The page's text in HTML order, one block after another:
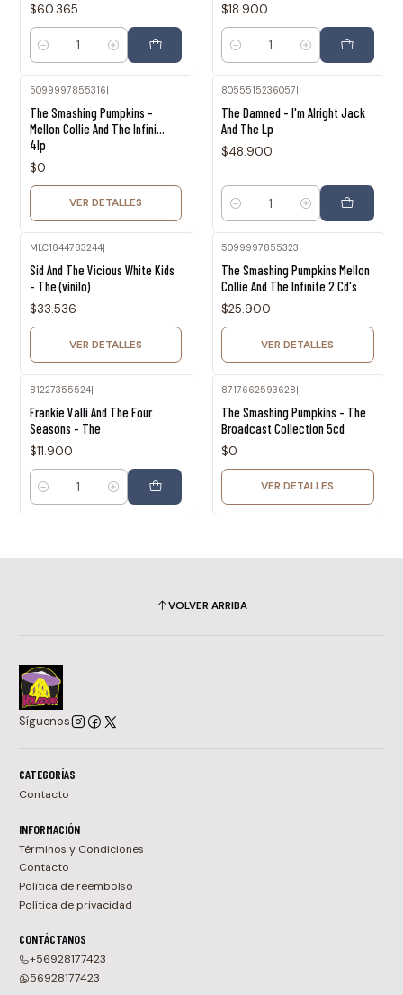
$60.365
Cantidad
$18.900
Cantidad
5099997855316|
The Smashing Pumpkins -
Mellon Collie And The Infini...
4lp
$0
VER DETALLES
8055515236057|
The Damned - I'm Alright Jack
And The Lp
$48.900
Cantidad
MLC1844783244|
Sid And The Vicious White Kids
- The (vinilo)
$33.536
VER DETALLES
5099997855323
The Smashing Pumpkins Mellon
Collie And The Infinite 2 Cd's
$25.900
VER DETALLES
81227355524|
Frankie Valli And The Four
Seasons - The
$11.900
Cantidad
8717662593628|
The Smashing Pumpkins - The
Broadcast Collection 5cd
$0
VER DETALLES
VOLVER ARRIBA
Síguenos
CATEGORÍAS
Contacto
INFORMACIÓN
Términos y Condiciones
Contacto
Política de reembolso
Política de privacidad
CONTÁCTANOS
+56928177423
56928177423